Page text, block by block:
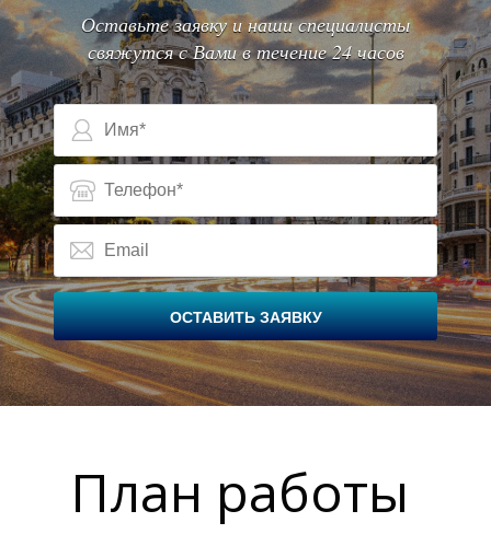
О
Оставьте заявку и наши специалисты
свяжутся с Вами в течение 24 часов
ОСТАВИТЬ ЗАЯВКУ
План работы